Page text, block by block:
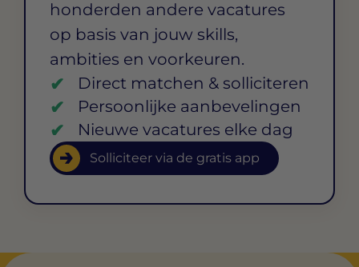
honderden andere vacatures
op basis van jouw skills,
ambities en voorkeuren.
Direct matchen & solliciteren
Persoonlijke aanbevelingen
Nieuwe vacatures elke dag
Solliciteer via de gratis app